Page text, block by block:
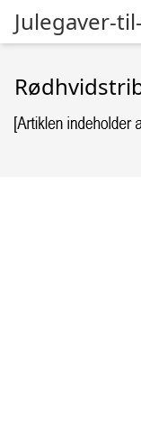
Julegaver-